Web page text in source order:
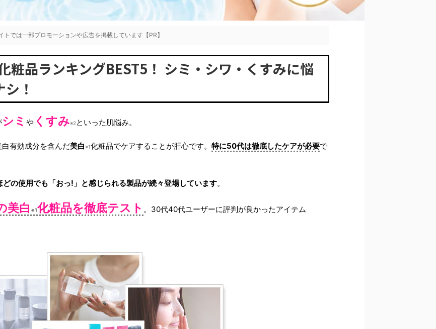
では一部プロモーションや広告を掲載しています【PR】
粧品ランキングBEST5！ シミ・シワ・くすみに悩
！
シミ や くすみ※2 といった肌悩み。
有効成分を含んだ美白※1化粧品でケアすることが肝心です。 特に50代は徹底したケアが必要で
どの使用でも「おっ!」と感じられる製品が続々登場しています。
美白 ※1化粧品を徹底テスト 。30代40代ユーザーに評判が良かったアイテム